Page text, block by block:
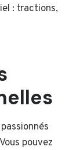
: tractions,
pouvez